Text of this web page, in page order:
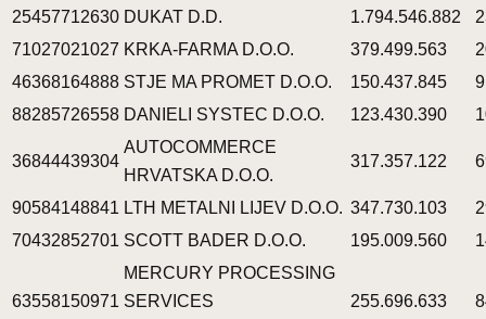
25457712630 DUKAT D.D. 1.794.546.882
71027021027 KRKA-FARMA D.O.O. 379.499.563
46368164888 STJE MA PROMET D.O.O. 150.437.845
88285726558 DANIELI SYSTEC D.O.O. 123.430.390
36844439304
AUTOCOMMERCE
HRVATSKA D.O.O.
317.357.122
90584148841 LTH METALNI LIJEV D.O.O. 347.730.103
70432852701 SCOTT BADER D.O.O. 195.009.560
63558150971
MERCURY PROCESSING
SERVICES
255.696.633